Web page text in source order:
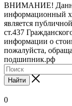
ВНИМАНИЕ!
информационный
является
ст.437
информации о
пожалуйста,
подшипник.рф
Найти
0